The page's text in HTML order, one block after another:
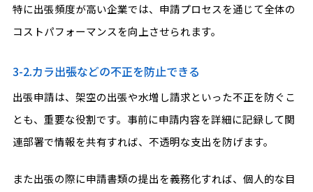
特に出張頻度が高い企業では、申請プロセスを通じて全体の
コストパフォーマンスを向上させられます。
3-2.カラ出張などの不正を防止できる
出張申請は、架空の出張や水増し請求といった不正を防ぐこ
とも、重要な役割です。事前に申請内容を詳細に記録して関
連部署で情報を共有すれば、不透明な支出を防げます。
また出張の際に申請書類の提出を義務化すれば、個人的な目